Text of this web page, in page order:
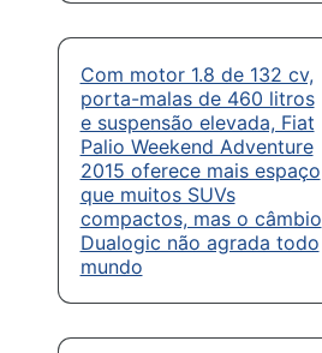
Com motor 1.8 de 132 cv,
porta-malas de 460 litros
e suspensão elevada, Fiat
Palio Weekend Adventure
2015 oferece mais espaço
que muitos SUVs
compactos, mas o câmbio
Dualogic não agrada todo
mundo